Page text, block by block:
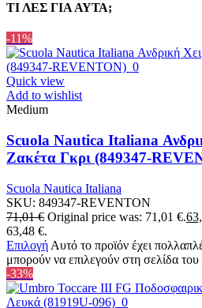
ΤΙ ΛΕΣ ΓΙΑ ΑΥΤΑ;
-11%
Quick view
Add to wishlist
Medium
Scuola Nautica Italiana
Ζακέτα Γκρι (849347-
Scuola Nautica Italiana
SKU: 849347-REVENTON
71,01€ Original price was: 71,01 €.
63,48 €.
Επιλογή Αυτό το προϊόν έχει
μπορούν να επιλεγούν στη σελίδα του
-33%